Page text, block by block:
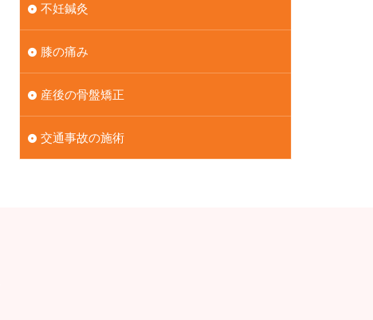
不妊鍼灸
膝の痛み
産後の骨盤矯正
交通事故の施術